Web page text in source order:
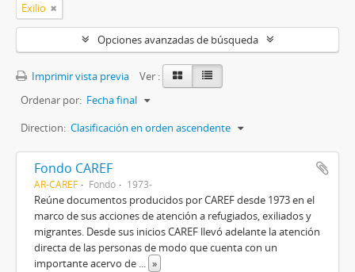
Exilio
Opciones avanzadas de búsqueda
Imprimir vista previa
Ver :
Ordenar por: Fecha final
Direction: Clasificación en orden ascendente
Fondo CAREF
AR-CAREF Fondo 1973-
Reúne documentos producidos por CAREF desde 1973 en el
marco de sus acciones de atención a refugiados, exiliados y
migrantes. Desde sus inicios CAREF llevó adelante la atención
directa de las personas de modo que cuenta con un
importante acervo de ... »